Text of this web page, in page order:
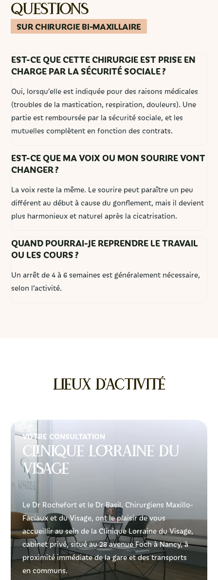
questions
SUR CHIRURGIE BI-MAXILLAIRE
EST-CE QUE CETTE CHIRURGIE EST PRISE EN
CHARGE PAR LA SÉCURITÉ SOCIALE ?
Oui, lorsqu’elle est indiquée pour des raisons médicales
(troubles de la mastication, respiration, douleurs). Une
partie est remboursée par la sécurité sociale, et les
mutuelles complètent en fonction des contrats.
EST-CE QUE MA VOIX OU MON SOURIRE VONT
CHANGER ?
La voix reste la même. Le sourire peut paraître un peu
différent au début à cause du gonflement, mais il devient
plus harmonieux et naturel après la cicatrisation.
QUAND POURRAI-JE REPRENDRE LE TRAVAIL
OU LES COURS ?
Un arrêt de 4 à 6 semaines est généralement nécessaire,
selon l’activité.
Lieux d'activité
VOTRE CONSULTATION
Clinique Lorraine du
visage
Le Dr Rochefort et le Dr Basil, Chirurgiens Maxillo-
Faciaux et du Visage, ont le plaisir de vous
accueillir au sein de la Clinique Lorraine du Visage,
cabinet privé, situé au 28 avenue Foch à Nancy, à
proximité immédiate de la gare et des transports
en communs.